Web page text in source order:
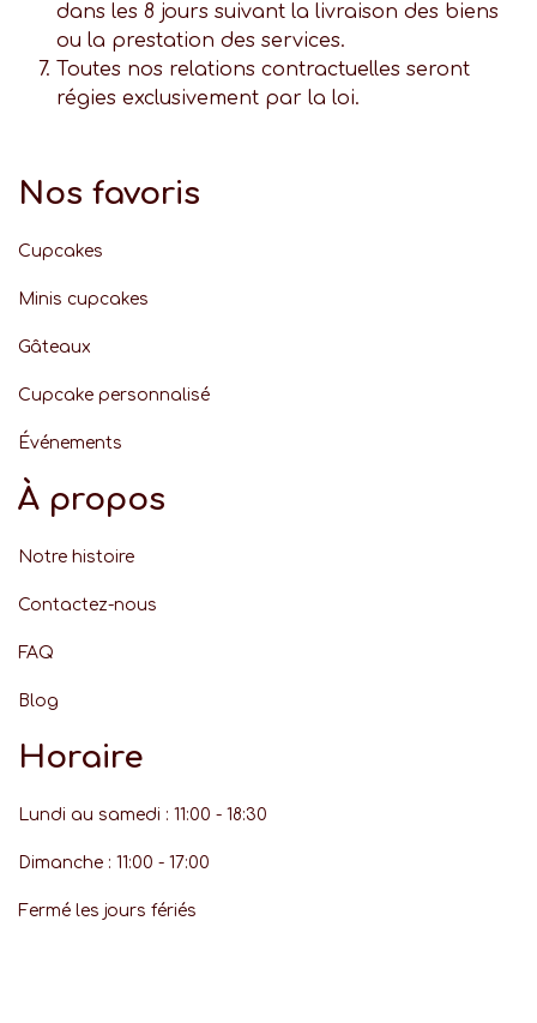
dans les 8 jours suivant la livraison des biens
ou la prestation des services.
Toutes nos relations contractuelles seront
régies exclusivement par la loi.
Nos favoris
Cupcakes
Minis cupcakes
Gâteaux
Cupcake personnalisé
Événements
À propos
Notre histoire
Contactez-nous
FAQ
Blog
Horaire
Lundi au samedi : 11:00 - 18:30
Dimanche : 11:00 - 17:00
Fermé les jours fériés